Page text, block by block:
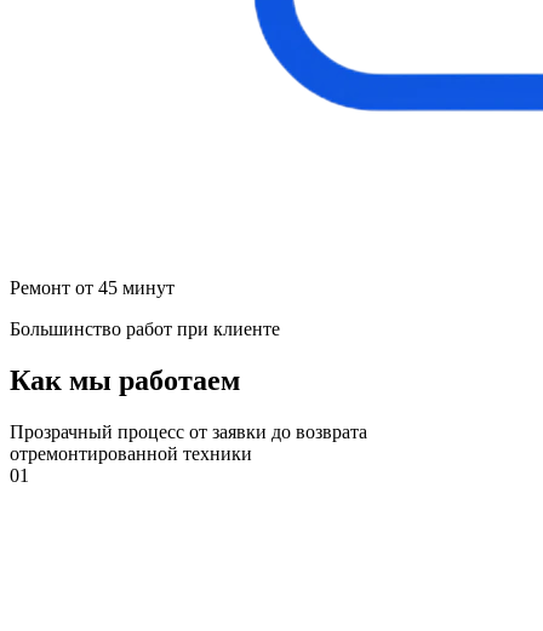
Ремонт от 45 минут
Большинство работ при клиенте
Как мы работаем
Прозрачный процесс от заявки до возврата
отремонтированной техники
01